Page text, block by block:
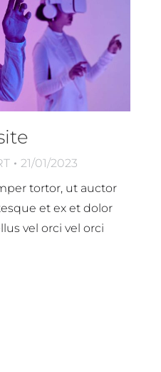
21/01/2023
tortor, ut auctor
et ex et dolor
vel orci vel orci